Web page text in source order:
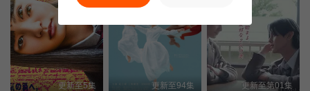
活躍にどうぞご期待ください！
更新至5集 更新至94集 更新至第01集